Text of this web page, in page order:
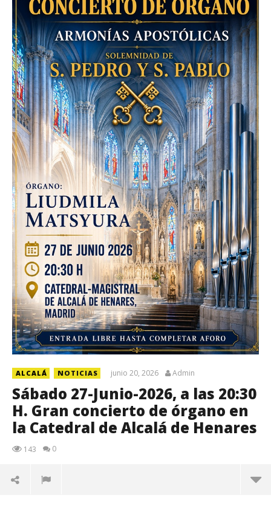
ALCALÁ NOTICIAS junio 20, 2026 Admin
Sábado 27-Junio-2026, a las 20:30
H. Gran concierto de órgano en
la Catedral de Alcalá de Henares
143 0